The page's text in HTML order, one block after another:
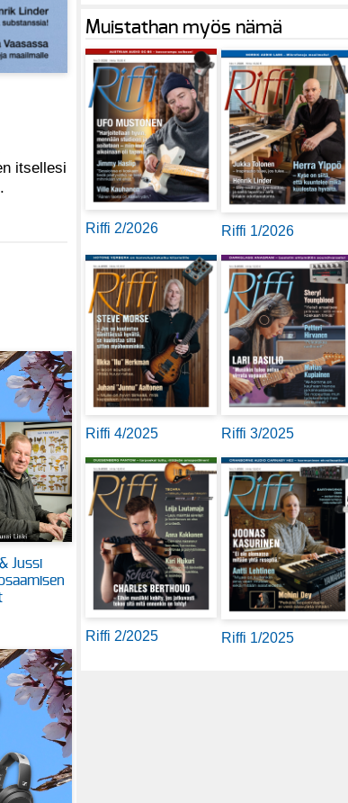
itsellesi
Jussi
Muistathan myös nämä
Riffi 2/2026 Riffi 1/2026
Riffi 4/2025 Riffi 3/2025
Riffi 2/2025 Riffi 1/2025